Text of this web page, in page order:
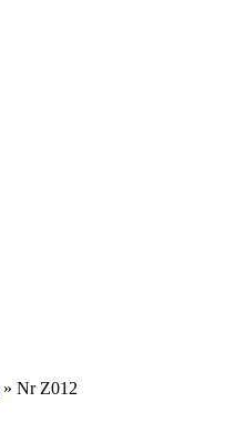
» Nr Z012